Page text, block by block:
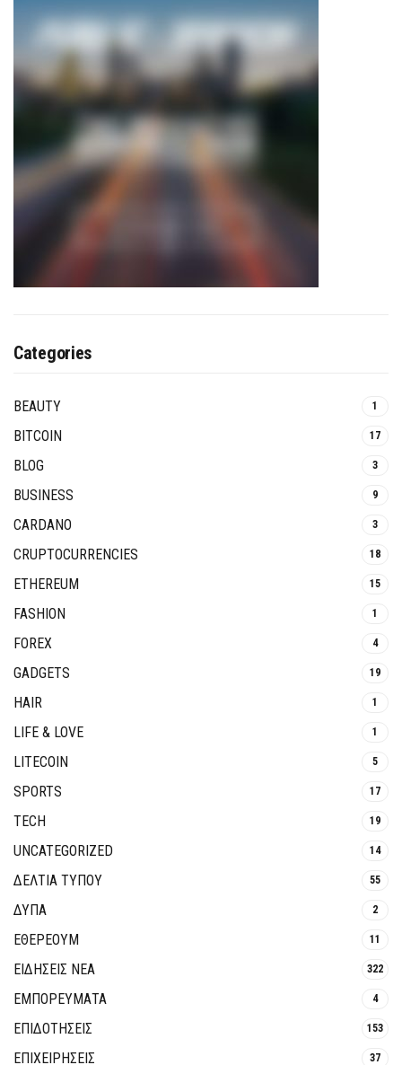
Categories
BEAUTY 1
BITCOIN 17
BLOG 3
BUSINESS 9
CARDANO 3
CRUPTOCURRENCIES 18
ETHEREUM 15
FASHION 1
FOREX 4
GADGETS 19
HAIR 1
LIFE & LOVE 1
LITECOIN 5
SPORTS 17
TECH 19
UNCATEGORIZED 14
ΔΕΛΤΙΑ ΤΥΠΟΥ 55
ΔΥΠΑ 2
ΕΘΈΡΕΟΥΜ 11
ΕΙΔΗΣΕΙΣ ΝΕΑ 322
ΕΜΠΟΡΕΥΜΑΤΑ 4
ΕΠΙΔΟΤΗΣΕΙΣ 153
ΕΠΙΧΕΙΡΗΣΕΙΣ 37